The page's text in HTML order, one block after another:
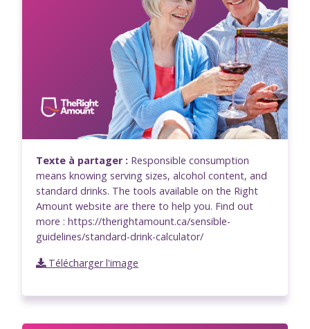
Texte à partager : Responsible consumption
means knowing serving sizes, alcohol content, and
standard drinks. The tools available on the Right
Amount website are there to help you. Find out
more : https://therightamount.ca/sensible-
guidelines/standard-drink-calculator/
Télécharger l'image